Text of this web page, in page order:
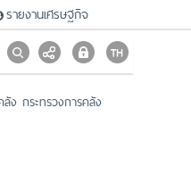
รายงานเศรษฐกิจ
ง กระทรวงการคลัง